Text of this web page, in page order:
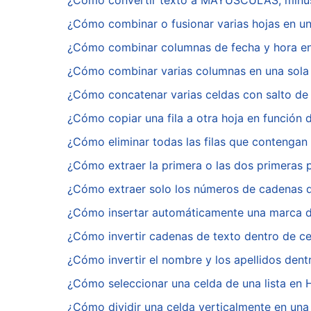
¿Cómo combinar o fusionar varias hojas en
¿Cómo combinar columnas de fecha y hora
¿Cómo combinar varias columnas en una
¿Cómo concatenar varias celdas con salto
¿Cómo copiar una fila a otra hoja en función
¿Cómo eliminar todas las filas que
¿Cómo extraer la primera o las dos primeras
¿Cómo extraer solo los números de cadenas
¿Cómo insertar automáticamente una
¿Cómo invertir cadenas de texto dentro de
¿Cómo invertir el nombre y los apellidos
¿Cómo seleccionar una celda de una lista en
¿Cómo dividir una celda verticalmente en